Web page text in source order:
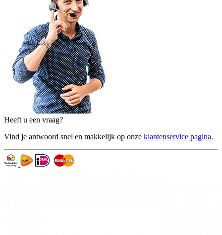
Heeft u een vraag?
Vind je antwoord snel en makkelijk op onze klantenservice pagina.